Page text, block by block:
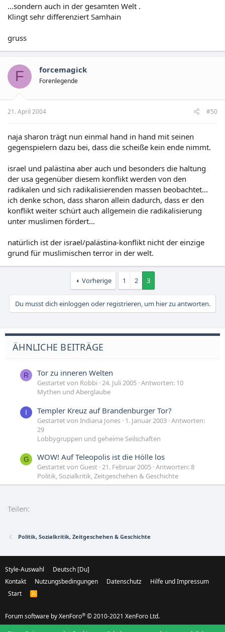
...sondern auch in der gesamten Welt .
Klingt sehr differenziert Samhain
gruss
F forcemagick
Forenlegende
21. April 2004 #50
naja sharon trägt nun einmal hand in hand mit seinen
gegenspielern dazu bei, dass die scheiße kein ende nimmt.
israel und palästina aber auch und besonders die haltung
der usa gegenüber diesem konflikt werden von den
radikalen und sich radikalisierenden massen beobachtet...
ich denke schon, dass sharon allein dadurch, dass er den
konflikt weiter schürt auch allgemein die radikalisierung
unter muslimen fördert...
natürlich ist der israel/palästina-konflikt nicht der einzige
grund für muslimischen terror in der welt.
Vorherige 1 2 3
Du musst dich einloggen oder registrieren, um hier zu antworten.
ÄHNLICHE BEITRÄGE
R Tor zu inneren Welten
Gestartet von Robbi 24. Juli 2005 Antworten: 10
Mythen und Aberglaube
I Templer Kreuz auf Brandenburger Tor?
Gestartet von Indiana Jones 1. Januar 2003 Antworten:
29
Lobbygruppen und geheime Seilschaften
G WOW! Auf Teleopolis ist die Hölle los
Gestartet von Guest 21. Februar 2005 Antworten: 8
Politik, Sozialkritik, Zeitgeschehen & Geschichte
Teilen:
Politik, Sozialkritik, Zeitgeschehen & Geschichte
Style-Auswahl
Deutsch [Du]
Kontakt
Nutzungsbedingungen Datenschutz
Hilfe und Impressum
Start
R
S
Forum software by XenForo® © 2010-2021 XenForo Ltd.